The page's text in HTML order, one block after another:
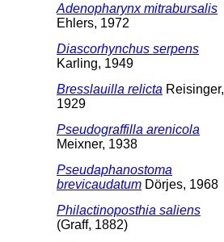
Adenopharynx mitrabursalis
Ehlers, 1972
Diascorhynchus serpens
Karling, 1949
Bresslauilla relicta Reisinger,
1929
Pseudograffilla arenicola
Meixner, 1938
Pseudaphanostoma
brevicaudatum Dörjes, 1968
Philactinoposthia saliens
(Graff, 1882)